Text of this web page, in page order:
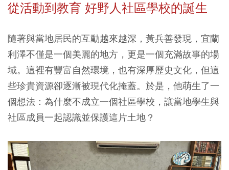
從活動到教育 好野人社區學校的誕生
隨著與當地居民的互動越來越深，黃兵善發現，宜蘭
利澤不僅是一個美麗的地方，更是一個充滿故事的場
域。這裡有豐富自然環境，也有深厚歷史文化，但這
些珍貴資源卻逐漸被現代化掩蓋。於是，他萌生了一
個想法：為什麼不成立一個社區學校，讓當地學生與
社區成員一起認識並保護這片土地？